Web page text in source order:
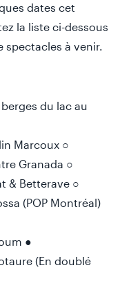
dates cet
la liste ci-dessous
spectacles à venir.
du lac au
Marcoux ○
Granada ○
& Betterave ○
(POP Montréal)
●
(En doublé